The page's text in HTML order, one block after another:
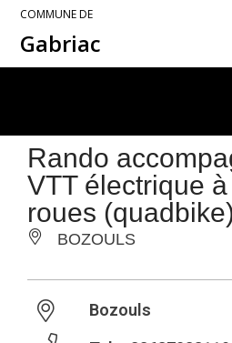
COMMUNE DE
Gabriac
Rando
VTT électrique
roues (quadbike)
BOZOULS
Bozouls